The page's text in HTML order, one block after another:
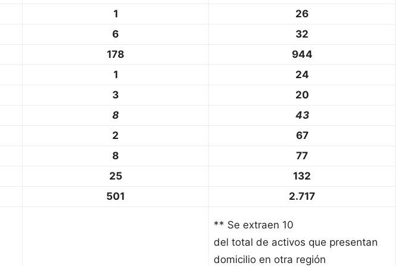
1
26
6
32
178
944
1
24
3
20
8
43
2
67
8
77
25
132
501 2.717
** Se extraen 10
del total de activos que presentan
domicilio en otra región